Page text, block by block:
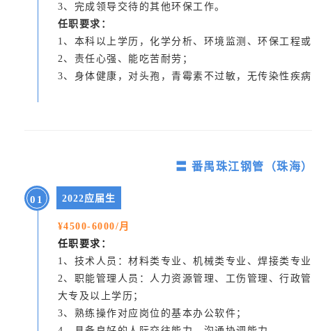
3、完成领导交待的其他环保工作。
任职要求：
1、本科以上学历，化学分析、环境监测、环保工程
2、责任心强、能吃苦耐劳；
3、身体健康，对头孢，青霉素不过敏，无传染性疾
〓 番禺珠江钢管（珠海
0 1 2022应届生
¥4500-6000/月
任职要求：
1、技术人员：材料类专业、机械类专业、焊接类专
2、职能管理人员：人力资源管理、工伤管理、行政
大专及以上学历；
3、熟练操作对应岗位的基本办公软件；